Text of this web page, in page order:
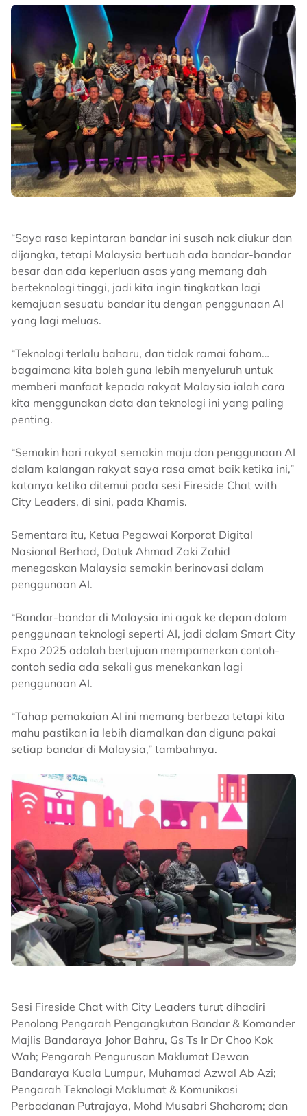
“Saya rasa kepintaran bandar ini susah nak diukur dan
dijangka, tetapi Malaysia bertuah ada bandar-bandar
besar dan ada keperluan asas yang memang dah
berteknologi tinggi, jadi kita ingin tingkatkan lagi
kemajuan sesuatu bandar itu dengan penggunaan AI
yang lagi meluas.
“Teknologi terlalu baharu, dan tidak ramai faham…
bagaimana kita boleh guna lebih menyeluruh untuk
memberi manfaat kepada rakyat Malaysia ialah cara
kita menggunakan data dan teknologi ini yang paling
penting.
“Semakin hari rakyat semakin maju dan penggunaan AI
dalam kalangan rakyat saya rasa amat baik ketika ini,”
katanya ketika ditemui pada sesi Fireside Chat with
City Leaders, di sini, pada Khamis.
Sementara itu, Ketua Pegawai Korporat Digital
Nasional Berhad, Datuk Ahmad Zaki Zahid
menegaskan Malaysia semakin berinovasi dalam
penggunaan AI.
“Bandar-bandar di Malaysia ini agak ke depan dalam
penggunaan teknologi seperti AI, jadi dalam Smart City
Expo 2025 adalah bertujuan mempamerkan contoh-
contoh sedia ada sekali gus menekankan lagi
penggunaan AI.
“Tahap pemakaian AI ini memang berbeza tetapi kita
mahu pastikan ia lebih diamalkan dan diguna pakai
setiap bandar di Malaysia,” tambahnya.
Sesi Fireside Chat with City Leaders turut dihadiri
Penolong Pengarah Pengangkutan Bandar & Komander
Majlis Bandaraya Johor Bahru, Gs Ts Ir Dr Choo Kok
Wah; Pengarah Pengurusan Maklumat Dewan
Bandaraya Kuala Lumpur, Muhamad Azwal Ab Azi;
Pengarah Teknologi Maklumat & Komunikasi
Perbadanan Putrajaya, Mohd Musabri Shaharom; dan